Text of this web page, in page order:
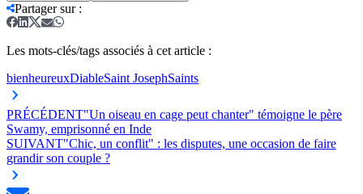
Partager sur:
Les mots-clés/tags associés à cet article :
bienheureuxDiableSaint JosephSaints
PRÉCÉDENT"Un oiseau en cage peut chanter" témoigne le père
Swamy, emprisonné en Inde
SUIVANT"Chic, un conflit" : les disputes, une occasion de faire
grandir son couple ?